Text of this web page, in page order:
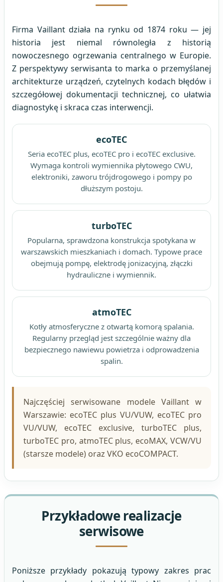
Firma Vaillant działa na rynku od 1874 roku — jej
historia jest niemal równoległa z historią
nowoczesnego ogrzewania centralnego w Europie.
Z perspektywy serwisanta to marka o przemyślanej
architekturze urządzeń, czytelnych kodach błędów i
szczegółowej dokumentacji technicznej, co ułatwia
diagnostykę i skraca czas interwencji.
ecoTEC
Seria ecoTEC plus, ecoTEC pro i ecoTEC exclusive.
Wymaga kontroli wymiennika płytowego CWU,
elektroniki, zaworu trójdrogowego i pompy po
dłuższym postoju.
turboTEC
Popularna, sprawdzona konstrukcja spotykana w
warszawskich mieszkaniach i domach. Typowe prace
obejmują pompę, elektrodę jonizacyjną, złączki
hydrauliczne i wymiennik.
atmoTEC
Kotły atmosferyczne z otwartą komorą spalania.
Regularny przegląd jest szczególnie ważny dla
bezpiecznego nawiewu powietrza i odprowadzenia
spalin.
Najczęściej serwisowane modele Vaillant w
Warszawie: ecoTEC plus VU/VUW, ecoTEC pro
VU/VUW, ecoTEC exclusive, turboTEC plus,
turboTEC pro, atmoTEC plus, ecoMAX, VCW/VU
(starsze modele) oraz VKO ecoCOMPACT.
Przykładowe realizacje
serwisowe
Poniższe przykłady pokazują typowy zakres prac